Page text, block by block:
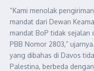
“Kami menolak
mandat dari Dewan
mandat BoP tidak sejalan
PBB Nomor 2803,”
yang dibahas di Davos
Palestina, berbeda